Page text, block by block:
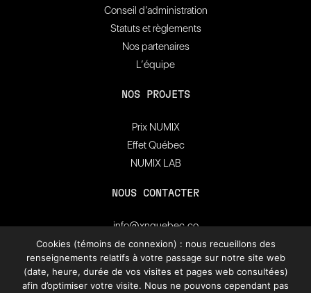
Conseil d’administration
Statuts et règlements
Nos partenaires
L’équipe
NOS PROJETS
Prix NUMIX
Effet Québec
NUMIX LAB
NOUS CONTACTER
info@xnquebec.co
Salle de presse
FAQ
Cookies (témoins de connexion) : nous recueillons des
renseignements relatifs à votre passage sur notre site web
(date, heure, durée de vos visites et pages web consultées)
afin d’optimiser votre visite. Nous ne pouvons cependant pas